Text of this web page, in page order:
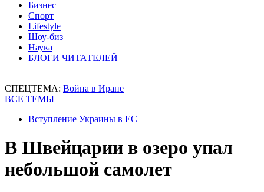
Бизнес
Спорт
Lifestyle
Шоу-биз
Наука
БЛОГИ ЧИТАТЕЛЕЙ
СПЕЦТЕМА: Война в Иране
ВСЕ ТЕМЫ
Вступление Украины в ЕС
В Швейцарии в озеро упал
небольшой самолет